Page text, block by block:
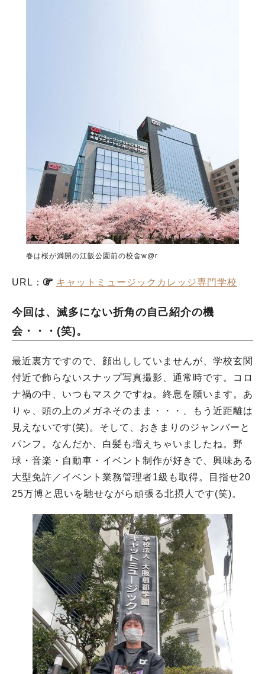
春は桜が満開の江阪公園前の校舎w@r
URL： キャットミュージックカレッジ専門学校
今回は、滅多にない折角の自己紹介の機
会・・・(笑)。
最近裏方ですので、顔出ししていませんが、学校玄関
付近で飾らないスナップ写真撮影、通常時です。コロ
ナ禍の中、いつもマスクですね。終息を願います。あ
りゃ、頭の上のメガネそのまま・・・、もう近距離は
見えないです(笑)。そして、おきまりのジャンバーと
パンフ。なんだか、白髪も増えちゃいましたね。野
球・音楽・自動車・イベント制作が好きで、興味ある
大型免許／イベント業務管理者1級も取得。目指せ20
25万博と思いを馳せながら頑張る北摂人です(笑)。